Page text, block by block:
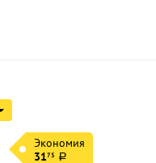
Экономия
3175 a